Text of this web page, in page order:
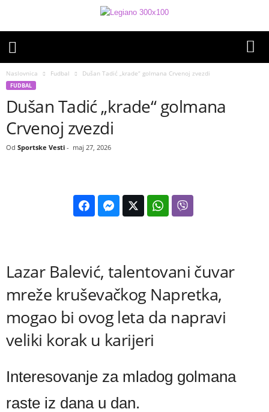
Naslovnica Fudbal Dušan Tadić „krade“ golmana Crvenoj zvezdi
FUDBAL
Dušan Tadić „krade“ golmana
Crvenoj zvezdi
Od Sportske Vesti - maj 27, 2026
Lazar Balević, talentovani čuvar
mreže kruševačkog Napretka,
mogao bi ovog leta da napravi
veliki korak u karijeri
Interesovanje za mladog golmana
raste iz dana u dan.